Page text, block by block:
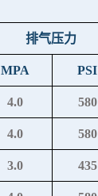
排气压力
MPA PSI
4.0 580
4.0 580
3.0 435